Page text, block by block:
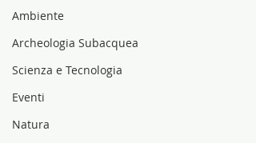
Ambiente
Archeologia Subacquea
Scienza e Tecnologia
Eventi
Natura